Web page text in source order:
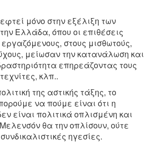
μόνο στην εξέλιξη των
Ελλάδα, όπου οι επιθέσεις
στους μισθωτούς,
μείωσαν την κατανάλωση και
επηρεάζοντας τους
κλπ..
της αστικής τάξης, το
να πούμε είναι ότι η
είναι πολιτικά οπλισμένη και
θα την οπλίσουν, ούτε
ηγεσίες.